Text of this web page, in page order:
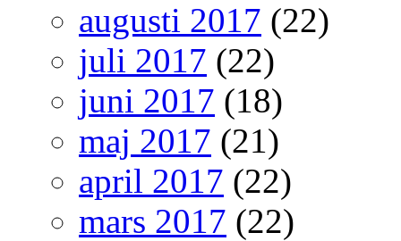
augusti 2017 (22)
juli 2017 (22)
juni 2017 (18)
maj 2017 (21)
april 2017 (22)
mars 2017 (22)